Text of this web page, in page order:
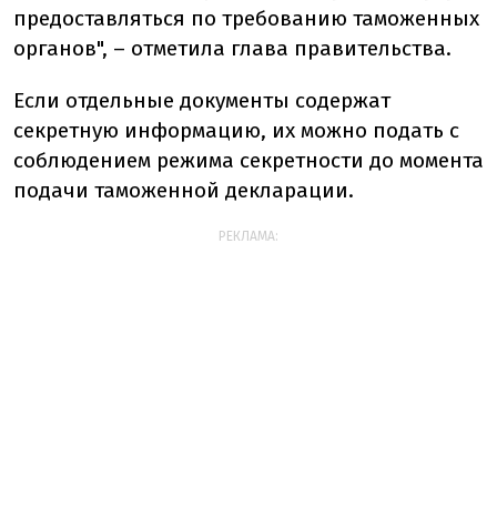
предоставляться по требованию таможенных
органов", – отметила глава правительства.
Если отдельные документы содержат
секретную информацию, их можно подать с
соблюдением режима секретности до момента
подачи таможенной декларации.
РЕКЛАМА: